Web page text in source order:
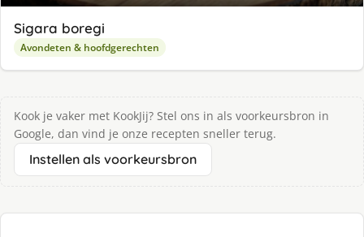
Sigara boregi
Avondeten & hoofdgerechten
Kook je vaker met KookJij? Stel ons in als voorkeursbron in
Google, dan vind je onze recepten sneller terug.
Instellen als voorkeursbron